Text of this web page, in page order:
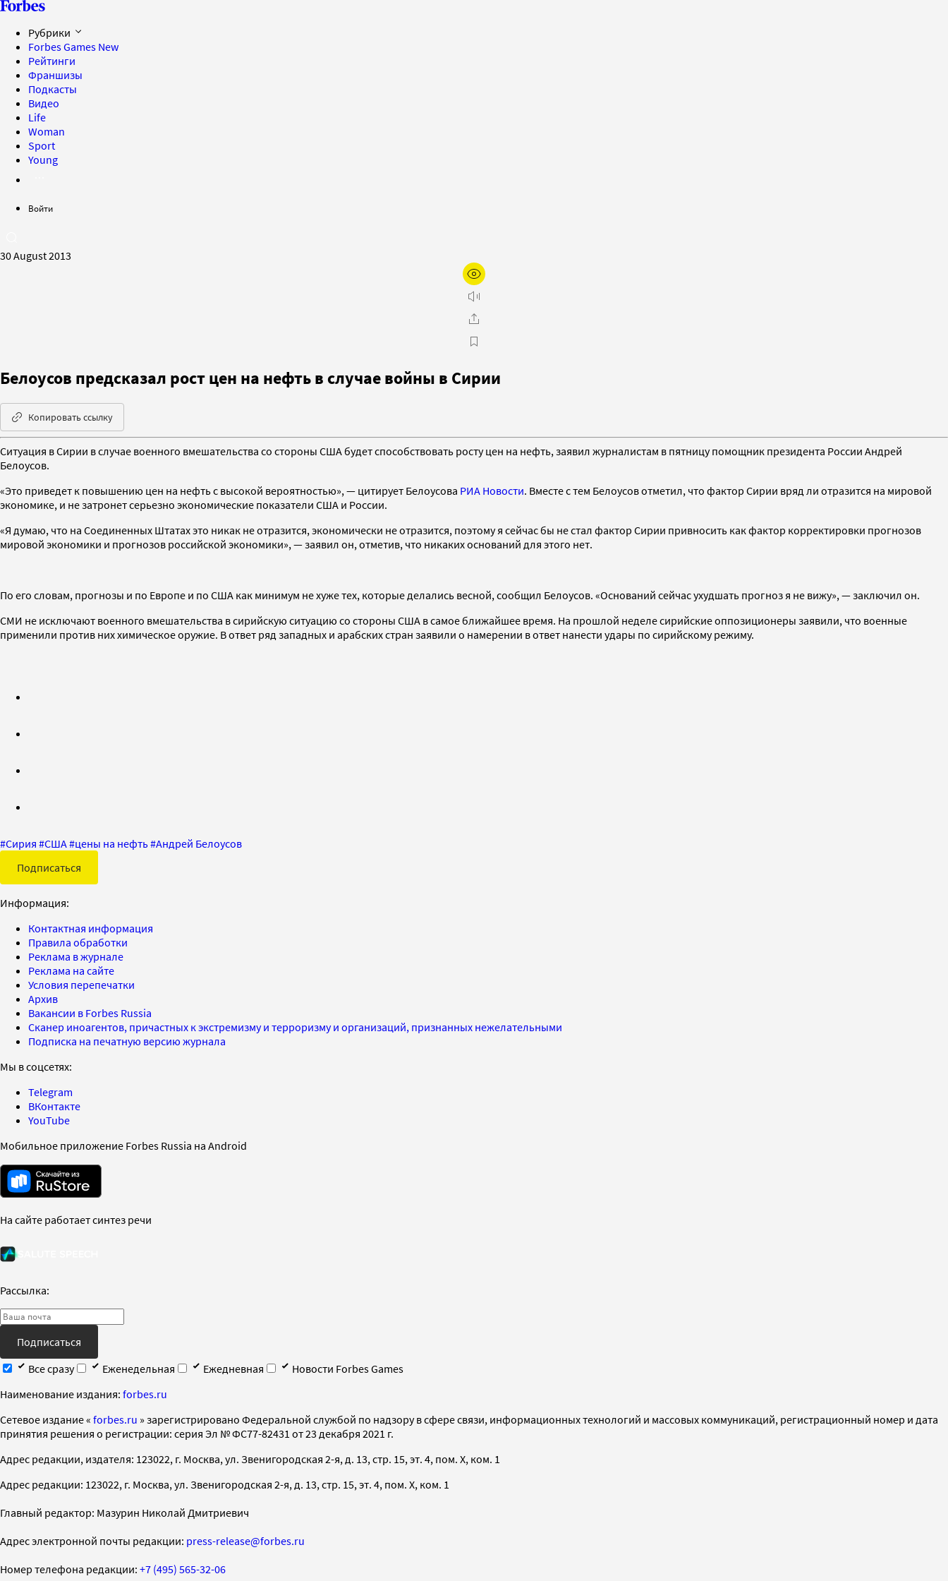
Рубрики
Forbes Games New
Рейтинги
Франшизы
Подкасты
Видео
Life
Woman
Sport
Young
Войти
30 August 2013
Белоусов предсказал рост цен на нефть в случае войны в Сирии
Копировать ссылку
Ситуация в Сирии в случае военного вмешательства со стороны США будет способствовать росту цен на нефть, заявил журналистам в пятницу помощник президента России Андрей
Белоусов.
«Это приведет к повышению цен на нефть с высокой вероятностью», — цитирует Белоусова РИА Новости. Вместе с тем Белоусов отметил, что фактор Сирии вряд ли отразится на мировой
экономике, и не затронет серьезно экономические показатели США и России.
«Я думаю, что на Соединенных Штатах это никак не отразится, экономически не отразится, поэтому я сейчас бы не стал фактор Сирии привносить как фактор корректировки прогнозов
мировой экономики и прогнозов российской экономики», — заявил он, отметив, что никаких оснований для этого нет.
По его словам, прогнозы и по Европе и по США как минимум не хуже тех, которые делались весной, сообщил Белоусов. «Оснований сейчас ухудшать прогноз я не вижу», — заключил он.
СМИ не исключают военного вмешательства в сирийскую ситуацию со стороны США в самое ближайшее время. На прошлой неделе сирийские оппозиционеры заявили, что военные
применили против них химическое оружие. В ответ ряд западных и арабских стран заявили о намерении в ответ нанести удары по сирийскому режиму.
#Сирия #США#цены на нефть#Андрей Белоусов
Подписаться
Информация:
Контактная информация
Правила обработки
Реклама в журнале
Реклама на сайте
Условия перепечатки
Архив
Вакансии в Forbes Russia
Сканер иноагентов, причастных к экстремизму и терроризму и организаций, признанных нежелательными
Подписка на печатную версию журнала
Мы в соцсетях:
Telegram
ВКонтакте
YouTube
Мобильное приложение Forbes Russia на Android
На сайте работает синтез речи
Рассылка:
Подписаться
Все сразу
Еженедельная Ежедневная
Новости Forbes Games
Наименование издания: forbes.ru
Cетевое издание « forbes.ru » зарегистрировано Федеральной службой по надзору в сфере связи, информационных технологий и массовых коммуникаций, регистрационный номер и дата
принятия решения о регистрации: серия Эл № ФС77-82431 от 23 декабря 2021 г.
Адрес редакции, издателя: 123022, г. Москва, ул. Звенигородская 2-я, д. 13, стр. 15, эт. 4, пом. X, ком. 1
Адрес редакции: 123022, г. Москва, ул. Звенигородская 2-я, д. 13, стр. 15, эт. 4, пом. X, ком. 1
Главный редактор: Мазурин Николай Дмитриевич
Адрес электронной почты редакции: press-release@forbes.ru
Номер телефона редакции: +7 (495) 565-32-06